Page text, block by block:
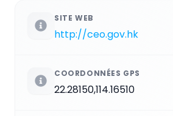
SITE WEB
http://ceo.gov.hk
COORDONNÉES GPS
22.28150,114.16510